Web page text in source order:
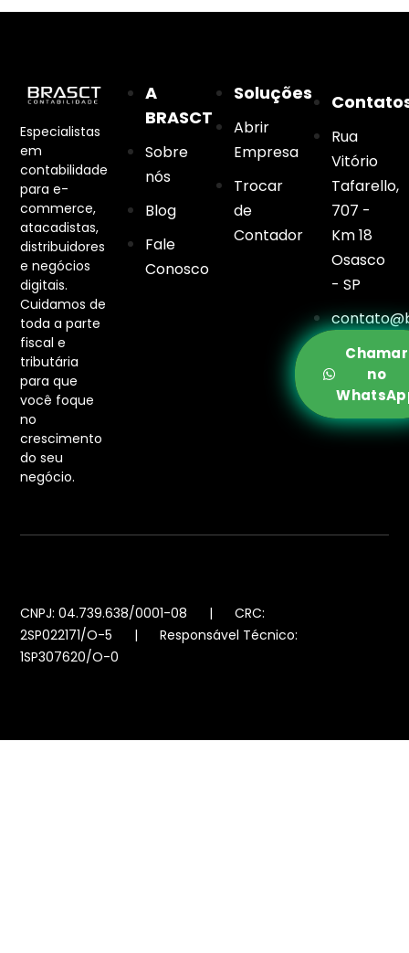
Especialistas
em
contabilidade
para e-
commerce,
atacadistas,
distribuidores
e negócios
digitais.
Cuidamos de
toda a parte
fiscal e
tributária
para que
você foque
no
crescimento
do seu
negócio.
A
BRASCT
Sobre
nós
Blog
Fale
Conosco
Soluções
Abrir
Empresa
Trocar
de
Contador
Rua
Vitório
Tafarello,
707 -
Km 18
Osasco
- SP
Chamar
no
CNPJ: 04.739.638/0001-08 | CRC:
2SP022171/O-5 | Responsável Técnico:
1SP307620/O-0